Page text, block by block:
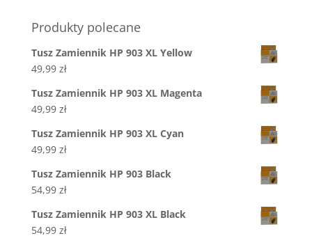
Produkty polecane
Tusz Zamiennik HP 903 XL Yellow
49,99 zł
Tusz Zamiennik HP 903 XL Magenta
49,99 zł
Tusz Zamiennik HP 903 XL Cyan
49,99 zł
Tusz Zamiennik HP 903 Black
54,99 zł
Tusz Zamiennik HP 903 XL Black
54,99 zł